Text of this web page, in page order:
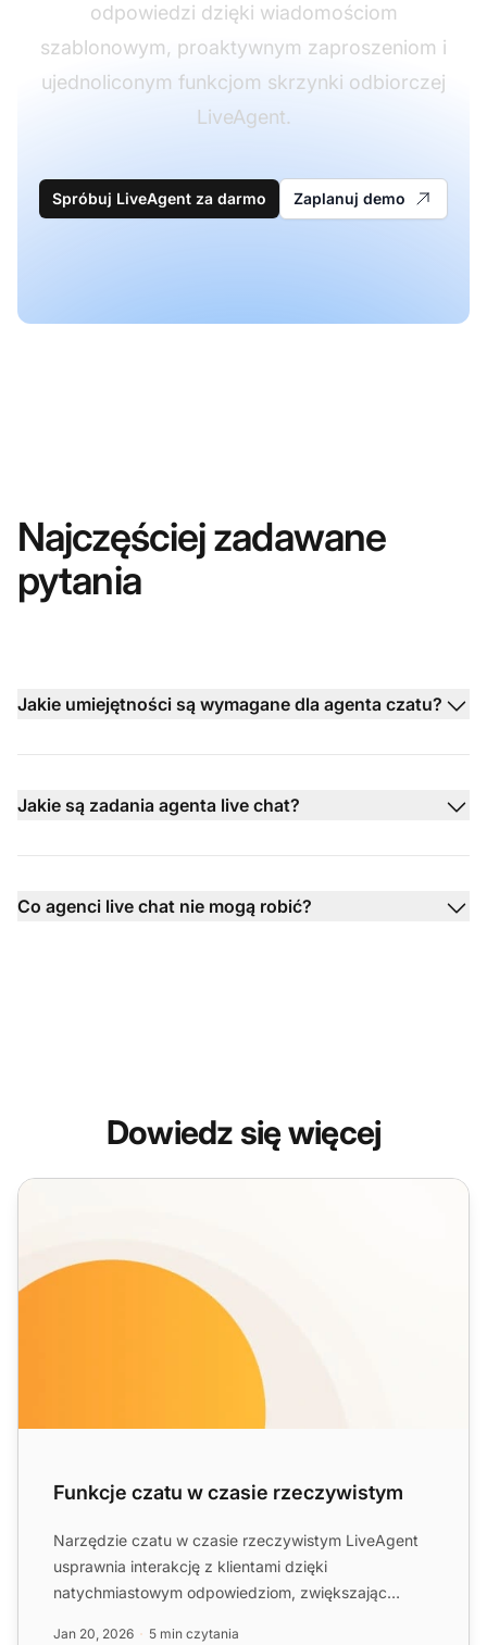
odpowiedzi dzięki wiadomościom
szablonowym, proaktywnym zaproszeniom i
ujednoliconym funkcjom skrzynki odbiorczej
LiveAgent.
Spróbuj LiveAgent za darmo Zaplanuj demo
Najczęściej zadawane
pytania
Jakie umiejętności są wymagane dla agenta czatu?
Jakie są zadania agenta live chat?
Co agenci live chat nie mogą robić?
Dowiedz się więcej
Funkcje czatu w czasie rzeczywistym
Funkcje czatu w czasie rzeczywistym
Narzędzie czatu w czasie rzeczywistym LiveAgent
usprawnia interakcję z klientami dzięki
natychmiastowym odpowiedziom, zwiększając
Jan 20, 2026 5 min czytania